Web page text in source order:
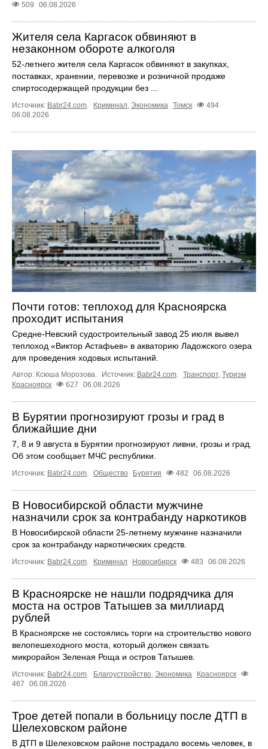
509
06.08.2026
Жителя села Каргасок обвиняют в
незаконном обороте алкоголя
52-летнего жителя села Каргасок обвиняют в закупках,
поставках, хранении, перевозке и розничной продаже
спиртосодержащей продукции без ...
Источник: Babr24.com. Криминал, Экономика Томск
494
06.08.2026
Почти готов: теплоход для Красноярска
проходит испытания
Средне-Невский судостроительный завод 25 июля вывел
теплоход «Виктор Астафьев» в акваторию Ладожского озера
для проведения ходовых испытаний.
Автор: Ксюша Морозова. Источник: Babr24.com. Транспорт, Туризм
Красноярск
627 06.08.2026
В Бурятии прогнозируют грозы и град в
ближайшие дни
7, 8 и 9 августа в Бурятии прогнозируют ливни, грозы и град.
Об этом сообщает МЧС республики.
Источник: Babr24.com. Общество Бурятия 482 06.08.2026
В Новосибирской области мужчине
назначили срок за контрабанду наркотиков
В Новосибирской области 25-летнему мужчине назначили
срок за контрабанду наркотических средств.
Источник: Babr24.com. Криминал Новосибирск 483 06.08.2026
В Красноярске не нашли подрядчика для
моста на остров Татышев за миллиард
рублей
В Красноярске не состоялись торги на строительство нового
велопешеходного моста, который должен связать
микрорайон Зеленая Роща и остров Татышев.
Источник: Babr24.com. Благоустройство, Экономика
Красноярск
467
06.08.2026
Трое детей попали в больницу после ДТП в
Шелеховском районе
В ДТП в Шелеховском районе пострадало восемь человек, в